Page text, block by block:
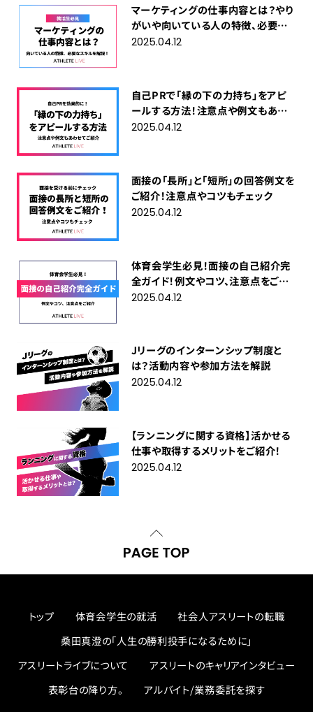
マーケティングの仕事内容とは？やり
がいや向いている人の特徴、必要な
スキルを解説！
2025.04.12
自己PRで「縁の下の力持ち」をアピ
ールする方法！注意点や例文もあわ
せてご紹介
2025.04.12
面接の「長所」と「短所」の回答例文を
ご紹介！注意点やコツもチェック
2025.04.12
体育会学生必見！面接の自己紹介完
全ガイド！例文やコツ、注意点をご紹
介
2025.04.12
Jリーグのインターンシップ制度と
は？活動内容や参加方法を解説
2025.04.12
【ランニングに関する資格】活かせる
仕事や取得するメリットをご紹介！
2025.04.12
トップ 体育会学生の就活
社会人アスリートの転職
桑田真澄の「人生の勝利投手になるために」
アスリートライブについて
アスリートのキャリアインタビュー
表彰台の降り方。
アルバイト/業務委託を探す